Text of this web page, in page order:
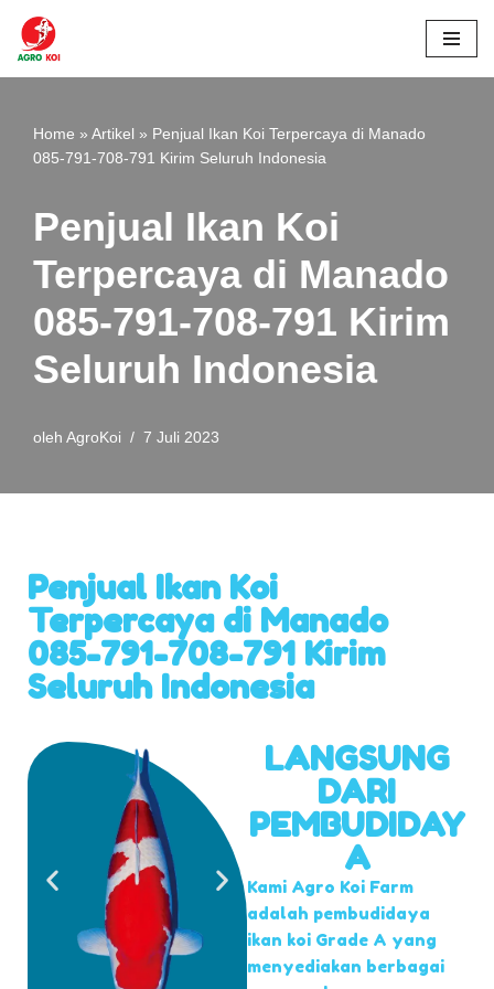
Lompat
Home » Artikel » Penjual Ikan Koi Terpercaya di Manado
085-791-708-791 Kirim Seluruh Indonesia
Penjual Ikan Koi
Terpercaya di Manado
085-791-708-791 Kirim
Seluruh Indonesia
oleh AgroKoi 7 Juli 2023
Penjual Ikan Koi
Terpercaya di Manado
085-791-708-791 Kirim
Seluruh Indonesia
LANGSUNG
DARI
PEMBUDIDAY
A
Kami Agro Koi Farm
adalah pembudidaya
ikan koi Grade A yang
menyediakan berbagai